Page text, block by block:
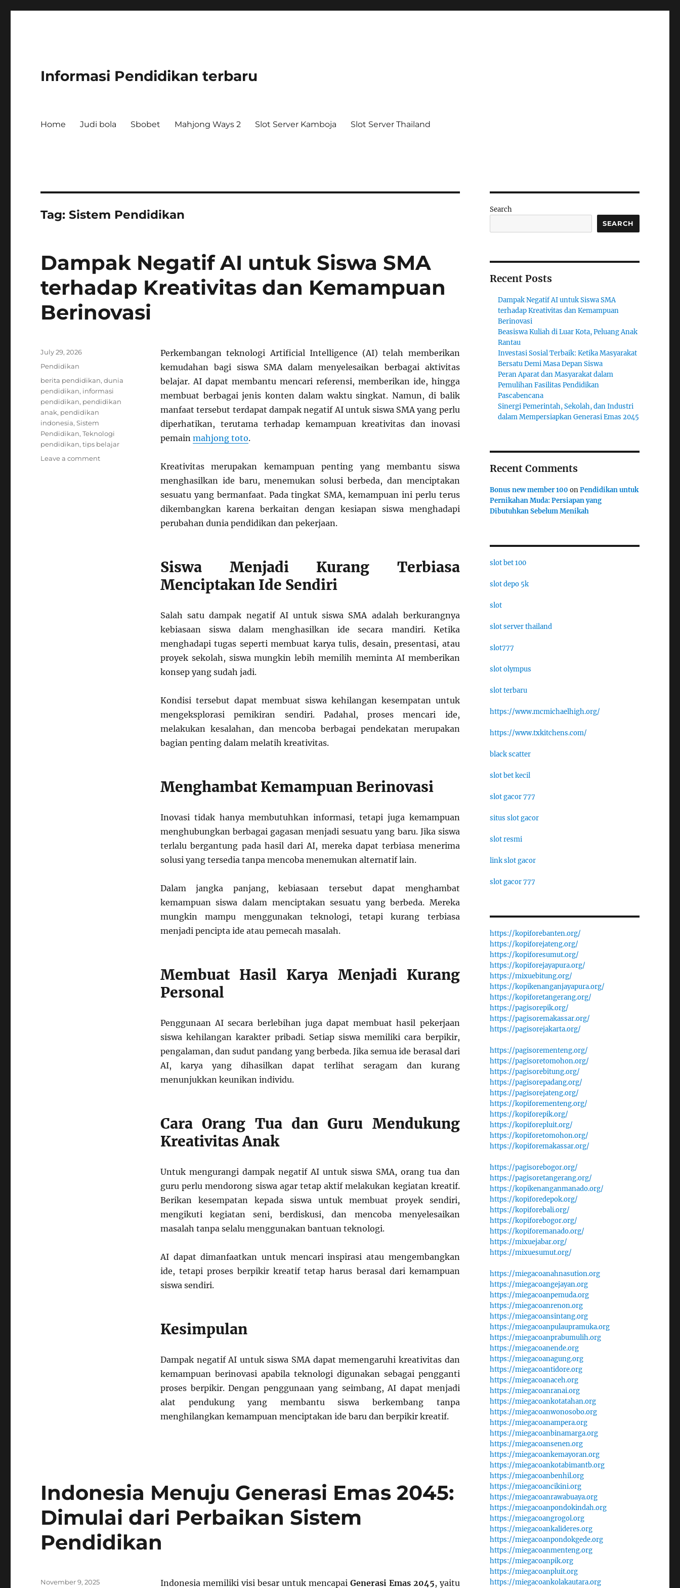
Informasi Pendidikan terbaru
Home Judi bola Sbobet Mahjong Ways 2 Slot Server Kamboja Slot Server Thailand
Tag:Sistem Pendidikan
Dampak Negatif AI untuk Siswa SMA
terhadap Kreativitas dan Kemampuan
Berinovasi
Perkembangan teknologi Artificial Intelligence (AI) telah memberikan
kemudahan bagi siswa SMA dalam menyelesaikan berbagai aktivitas
belajar. AI dapat membantu mencari referensi, memberikan ide, hingga
membuat berbagai jenis konten dalam waktu singkat. Namun, di balik
manfaat tersebut terdapat dampak negatif AI untuk siswa SMA yang perlu
diperhatikan, terutama terhadap kemampuan kreativitas dan inovasi
pemain mahjong toto.
Kreativitas merupakan kemampuan penting yang membantu siswa
menghasilkan ide baru, menemukan solusi berbeda, dan menciptakan
sesuatu yang bermanfaat. Pada tingkat SMA, kemampuan ini perlu terus
dikembangkan karena berkaitan dengan kesiapan siswa menghadapi
perubahan dunia pendidikan dan pekerjaan.
Siswa Menjadi Kurang Terbiasa
Menciptakan Ide Sendiri
Salah satu dampak negatif AI untuk siswa SMA adalah berkurangnya
kebiasaan siswa dalam menghasilkan ide secara mandiri. Ketika
menghadapi tugas seperti membuat karya tulis, desain, presentasi, atau
proyek sekolah, siswa mungkin lebih memilih meminta AI memberikan
konsep yang sudah jadi.
Kondisi tersebut dapat membuat siswa kehilangan kesempatan untuk
mengeksplorasi pemikiran sendiri. Padahal, proses mencari ide,
melakukan kesalahan, dan mencoba berbagai pendekatan merupakan
bagian penting dalam melatih kreativitas.
Menghambat Kemampuan Berinovasi
Inovasi tidak hanya membutuhkan informasi, tetapi juga kemampuan
menghubungkan berbagai gagasan menjadi sesuatu yang baru. Jika siswa
terlalu bergantung pada hasil dari AI, mereka dapat terbiasa menerima
solusi yang tersedia tanpa mencoba menemukan alternatif lain.
Dalam jangka panjang, kebiasaan tersebut dapat menghambat
kemampuan siswa dalam menciptakan sesuatu yang berbeda. Mereka
mungkin mampu menggunakan teknologi, tetapi kurang terbiasa
menjadi pencipta ide atau pemecah masalah.
Membuat Hasil Karya Menjadi Kurang
Personal
Penggunaan AI secara berlebihan juga dapat membuat hasil pekerjaan
siswa kehilangan karakter pribadi. Setiap siswa memiliki cara berpikir,
pengalaman, dan sudut pandang yang berbeda. Jika semua ide berasal dari
AI, karya yang dihasilkan dapat terlihat seragam dan kurang
menunjukkan keunikan individu.
Cara Orang Tua dan Guru Mendukung
Kreativitas Anak
Untuk mengurangi dampak negatif AI untuk siswa SMA, orang tua dan
guru perlu mendorong siswa agar tetap aktif melakukan kegiatan kreatif.
Berikan kesempatan kepada siswa untuk membuat proyek sendiri,
mengikuti kegiatan seni, berdiskusi, dan mencoba menyelesaikan
masalah tanpa selalu menggunakan bantuan teknologi.
AI dapat dimanfaatkan untuk mencari inspirasi atau mengembangkan
ide, tetapi proses berpikir kreatif tetap harus berasal dari kemampuan
siswa sendiri.
Kesimpulan
Dampak negatif AI untuk siswa SMA dapat memengaruhi kreativitas dan
kemampuan berinovasi apabila teknologi digunakan sebagai pengganti
proses berpikir. Dengan penggunaan yang seimbang, AI dapat menjadi
alat pendukung yang membantu siswa berkembang tanpa
menghilangkan kemampuan menciptakan ide baru dan berpikir kreatif.
Posted
July 29, 2026
Categories
Pendidikan
Tags
berita pendidikan,dunia
pendidikan, informasi
pendidikan, pendidikan
anak, pendidikan
indonesia,Sistem
Pendidikan,Teknologi
pendidikan,tips belajar
Leave a commenton
Indonesia Menuju Generasi Emas 2045:
Dimulai dari Perbaikan Sistem
Pendidikan
Indonesia memiliki visi besar untuk mencapai Generasi Emas 2045, yaitu
Posted
November 9, 2025
Search
SEARCH
Recent Posts
Dampak Negatif AI untuk Siswa SMA
terhadap Kreativitas dan Kemampuan
Berinovasi
Beasiswa Kuliah di Luar Kota, Peluang Anak
Rantau
Investasi Sosial Terbaik: Ketika Masyarakat
Bersatu Demi Masa Depan Siswa
Peran Aparat dan Masyarakat dalam
Pemulihan Fasilitas Pendidikan
Pascabencana
Sinergi Pemerintah, Sekolah, dan Industri
dalam Mempersiapkan Generasi Emas 2045
Recent Comments
Bonus new member 100 onPendidikan untuk
Pernikahan Muda: Persiapan yang
Dibutuhkan Sebelum Menikah
slot bet 100
slot depo 5k
slot
slot server thailand
slot777
slot olympus
slot terbaru
https://www.mcmichaelhigh.org/
https://www.txkitchens.com/
black scatter
slot bet kecil
slot gacor 777
situs slot gacor
slot resmi
link slot gacor
slot gacor 777
https://kopiforebanten.org/
https://kopiforejateng.org/
https://kopiforesumut.org/
https://kopiforejayapura.org/
https://mixuebitung.org/
https://kopikenanganjayapura.org/
https://kopiforetangerang.org/
https://pagisorepik.org/
https://pagisoremakassar.org/
https://pagisorejakarta.org/
https://pagisorementeng.org/
https://pagisoretomohon.org/
https://pagisorebitung.org/
https://pagisorepadang.org/
https://pagisorejateng.org/
https://kopiforementeng.org/
https://kopiforepik.org/
https://kopiforepluit.org/
https://kopiforetomohon.org/
https://kopiforemakassar.org/
https://pagisorebogor.org/
https://pagisoretangerang.org/
https://kopikenanganmanado.org/
https://kopiforedepok.org/
https://kopiforebali.org/
https://kopiforebogor.org/
https://kopiforemanado.org/
https://mixuejabar.org/
https://mixuesumut.org/
https://miegacoanahnasution.org
https://miegacoangejayan.org
https://miegacoanpemuda.org
https://miegacoanrenon.org
https://miegacoansintang.org
https://miegacoanpulaupramuka.org
https://miegacoanprabumulih.org
https://miegacoanende.org
https://miegacoanagung.org
https://miegacoantidore.org
https://miegacoanaceh.org
https://miegacoanranai.org
https://miegacoankotatahan.org
https://miegacoanwonosobo.org
https://miegacoanampera.org
https://miegacoanbinamarga.org
https://miegacoansenen.org
https://miegacoankemayoran.org
https://miegacoankotabimantb.org
https://miegacoanbenhil.org
https://miegacoancikini.org
https://miegacoanrawabuaya.org
https://miegacoanpondokindah.org
https://miegacoangrogol.org
https://miegacoankalideres.org
https://miegacoanpondokgede.org
https://miegacoanmenteng.org
https://miegacoanpik.org
https://miegacoanpluit.org
https://miegacoankolakautara.org